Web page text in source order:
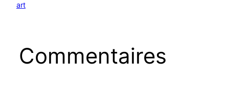
art
Commentaires